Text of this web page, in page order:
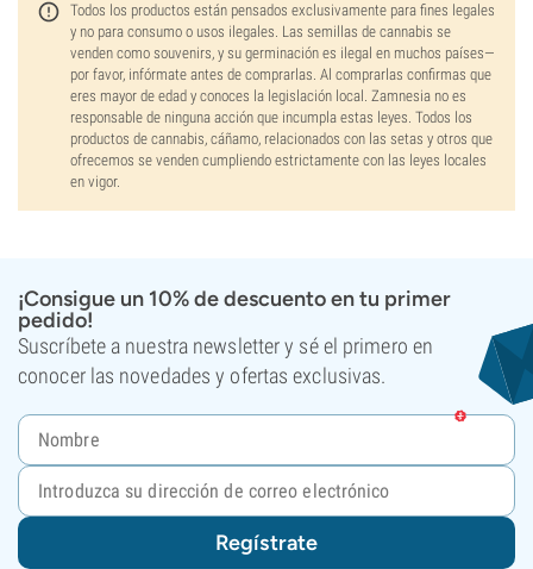
Todos los productos están pensados exclusivamente para fines legales
y no para consumo o usos ilegales. Las semillas de cannabis se
venden como souvenirs, y su germinación es ilegal en muchos países—
por favor, infórmate antes de comprarlas. Al comprarlas confirmas que
eres mayor de edad y conoces la legislación local. Zamnesia no es
responsable de ninguna acción que incumpla estas leyes. Todos los
productos de cannabis, cáñamo, relacionados con las setas y otros que
ofrecemos se venden cumpliendo estrictamente con las leyes locales
en vigor.
¡Consigue un 10% de descuento en tu primer
pedido!
Suscríbete a nuestra newsletter y sé el primero en
conocer las novedades y ofertas exclusivas.
Regístrate